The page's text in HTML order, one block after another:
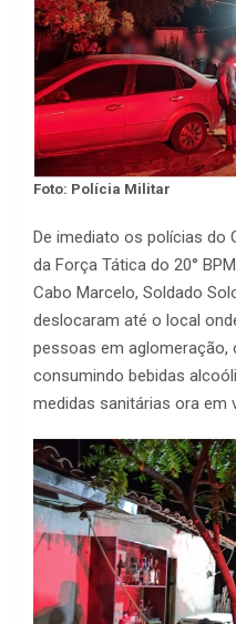
Foto: Polícia Militar
De imediato os polícias do
da Força Tática do 20°
Cabo Marcelo, Soldado
deslocaram até o local
pessoas em
consumindo bebidas
medidas sanitárias ora em